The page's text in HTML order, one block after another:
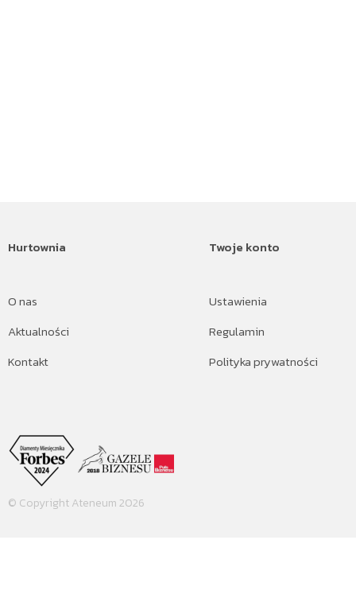
Hurtownia
O nas
Aktualności
Kontakt
Twoje konto
Ustawienia
Regulamin
Polityka prywatności
© Copyright Ateneum 2026